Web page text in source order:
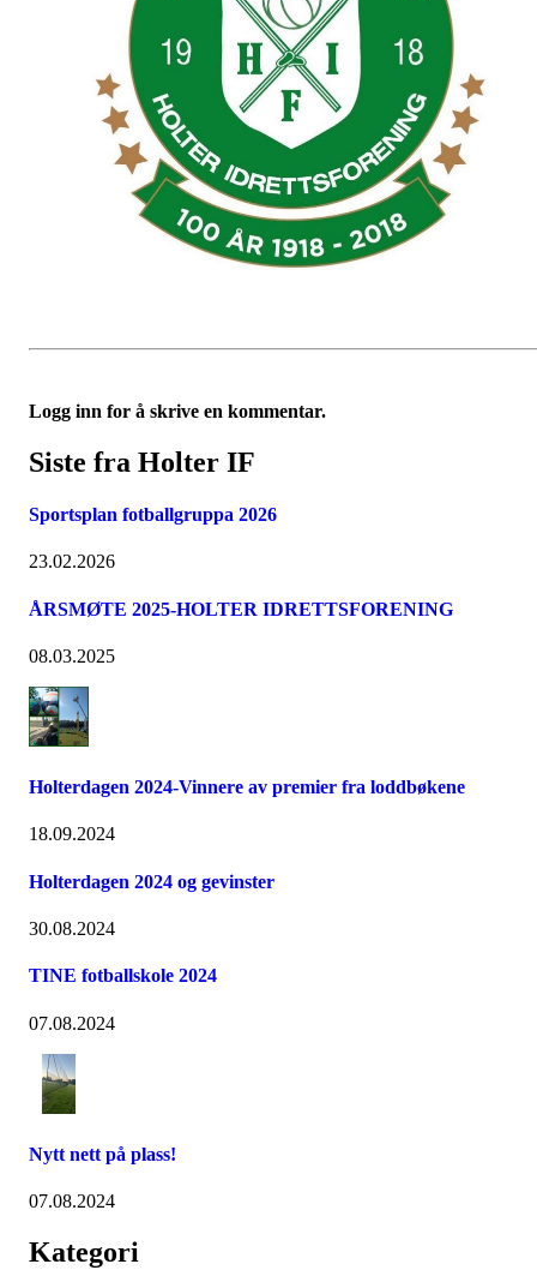
Logg inn for å skrive en kommentar.
Siste fra Holter IF
Sportsplan fotballgruppa 2026
23.02.2026
ÅRSMØTE 2025-HOLTER IDRETTSFORENING
08.03.2025
Holterdagen 2024-Vinnere av premier fra loddbøkene
18.09.2024
Holterdagen 2024 og gevinster
30.08.2024
TINE fotballskole 2024
07.08.2024
Nytt nett på plass!
07.08.2024
Kategori